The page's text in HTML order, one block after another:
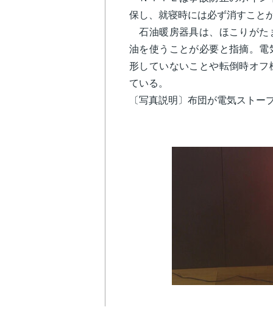
保し、就寝時には必ず消すこと
石油暖房器具は、ほこりがた
油を使うことが必要と指摘。
形していないことや転倒時オ
ている。
〔写真説明〕布団が電気ストー